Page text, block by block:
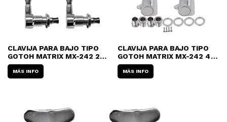
CLAVIJA PARA BAJO TIPO
GOTOH MATRIX MX-242 2+2
(JUEGO)
MÁS INFO
CLAVIJA PARA BAJO TIPO
GOTOH MATRIX MX-242 4
LINEA (POR UNIDAD)
MÁS INFO